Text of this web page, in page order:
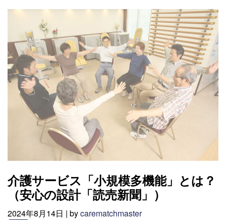
介護サービス「小規模多機能」とは？
（安心の設計「読売新聞」）
2024年8月14日 | bycarematchmaster